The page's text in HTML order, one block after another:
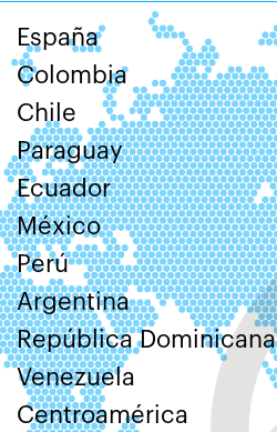
España
Colombia
Chile
Paraguay
Ecuador
México
Perú
Argentina
República Dominicana
Venezuela
Centroamérica